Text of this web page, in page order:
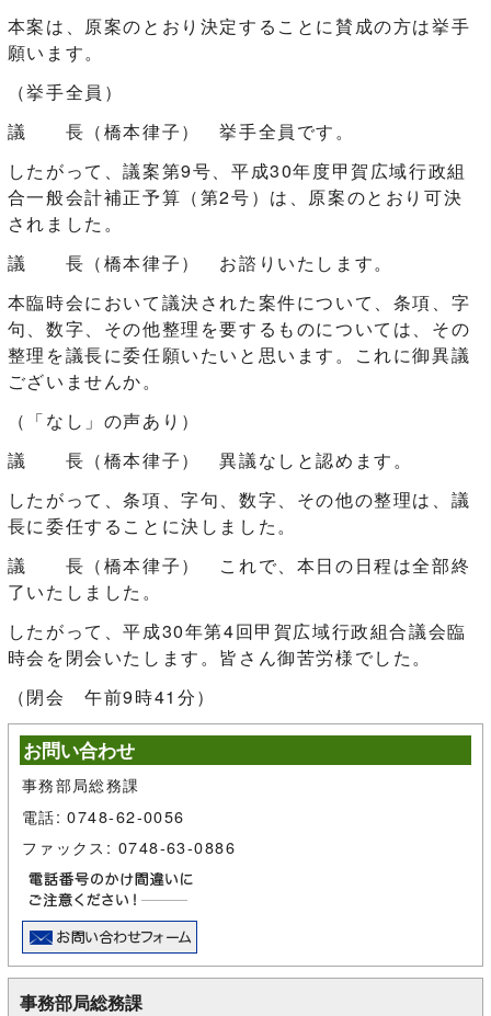
本案は、原案のとおり決定することに賛成の方は挙手
願います。
（挙手全員）
議 長（橋本律子） 挙手全員です。
したがって、議案第9号、平成30年度甲賀広域行政組
合一般会計補正予算（第2号）は、原案のとおり可決
されました。
議 長（橋本律子） お諮りいたします。
本臨時会において議決された案件について、条項、字
句、数字、その他整理を要するものについては、その
整理を議長に委任願いたいと思います。これに御異議
ございませんか。
（「なし」の声あり）
議 長（橋本律子） 異議なしと認めます。
したがって、条項、字句、数字、その他の整理は、議
長に委任することに決しました。
議 長（橋本律子） これで、本日の日程は全部終
了いたしました。
したがって、平成30年第4回甲賀広域行政組合議会臨
時会を閉会いたします。皆さん御苦労様でした。
（閉会 午前9時41分）
お問い合わせ
事務部局総務課
電話: 0748-62-0056
ファックス: 0748-63-0886
事務部局総務課